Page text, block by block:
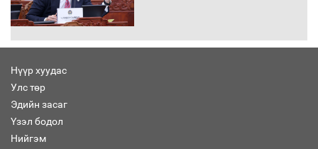
албан татварыг тэглэлээ
Нүүр хуудас
Улс төр
Эдийн засаг
Үзэл бодол
Нийгэм